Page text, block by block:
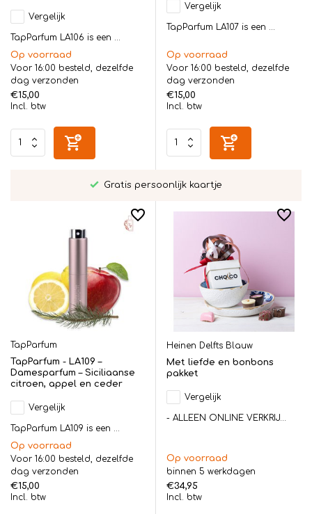
Vergelijk
TapParfum LA106 is een ...
Op voorraad
Voor 16:00 besteld, dezelfde
dag verzonden
€15,00
Incl. btw
Vergelijk
TapParfum LA107 is een ...
Op voorraad
Voor 16:00 besteld, dezelfde
dag verzonden
€15,00
Incl. btw
Gratis persoonlijk kaartje
TapParfum
TapParfum - LA109 –
Damesparfum – Siciliaanse
citroen, appel en ceder
Vergelijk
TapParfum LA109 is een ...
Op voorraad
Voor 16:00 besteld, dezelfde
dag verzonden
€15,00
Incl. btw
Heinen Delfts Blauw
Met liefde en bonbons
pakket
Vergelijk
- ALLEEN ONLINE VERKRIJ...
Op voorraad
binnen 5 werkdagen
€34,95
Incl. btw